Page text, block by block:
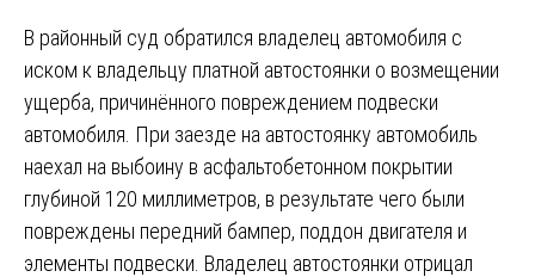
В районный суд обратился владелец автомобиля с
иском к владельцу платной автостоянки о возмещении
ущерба, причинённого повреждением подвески
автомобиля. При заезде на автостоянку автомобиль
наехал на выбоину в асфальтобетонном покрытии
глубиной 120 миллиметров, в результате чего были
повреждены передний бампер, поддон двигателя и
элементы подвески. Владелец автостоянки отрицал